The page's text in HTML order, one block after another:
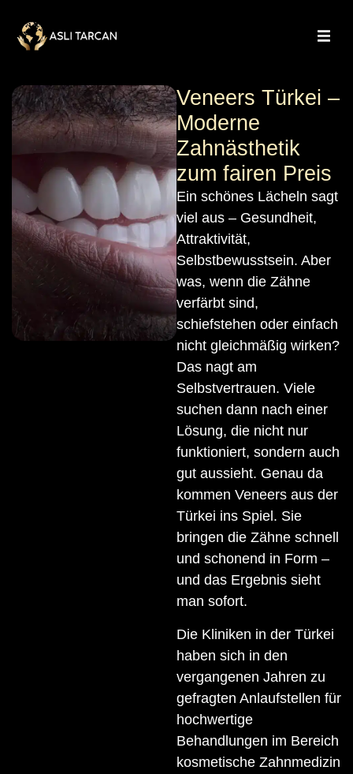
Veneers Türkei –
Moderne
Zahnästhetik
zum fairen Preis
Ein schönes Lächeln sagt
viel aus – Gesundheit,
Attraktivität,
Selbstbewusstsein. Aber
was, wenn die Zähne
verfärbt sind,
schiefstehen oder einfach
nicht gleichmäßig wirken?
Das nagt am
Selbstvertrauen. Viele
suchen dann nach einer
Lösung, die nicht nur
funktioniert, sondern auch
gut aussieht. Genau da
kommen Veneers aus der
Türkei ins Spiel. Sie
bringen die Zähne schnell
und schonend in Form –
und das Ergebnis sieht
man sofort.
Die Kliniken in der Türkei
haben sich in den
vergangenen Jahren zu
gefragten Anlaufstellen für
hochwertige
Behandlungen im Bereich
kosmetische Zahnmedizin